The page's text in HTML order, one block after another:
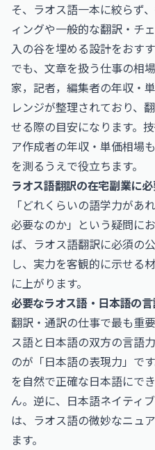
そ、ラオス語一本に絞らず
ィングや一般的な翻訳・チ
入の谷を埋める設計をおす
でも、文章を扱う仕事の相
家，記者，編集者の年収・
レンジが整理されており、
せる際の目安になります。
ア作成者の年収・単価相場
を測るうえで役立ちます。
ラオス語翻訳の在宅副業に
「どれくらいの語学力があ
必要なのか」という疑問に
ば、ラオス語翻訳に必須の
し、実力を客観的に示せる
に上がります。
必要なラオス語・日本語の
翻訳・通訳の仕事で最も重
ス語と日本語の双方の言語
のが「日本語の表現力」で
を自然で正確な日本語にで
ん。逆に、日本語ネイティ
は、ラオス語の微妙なニュ
ます。